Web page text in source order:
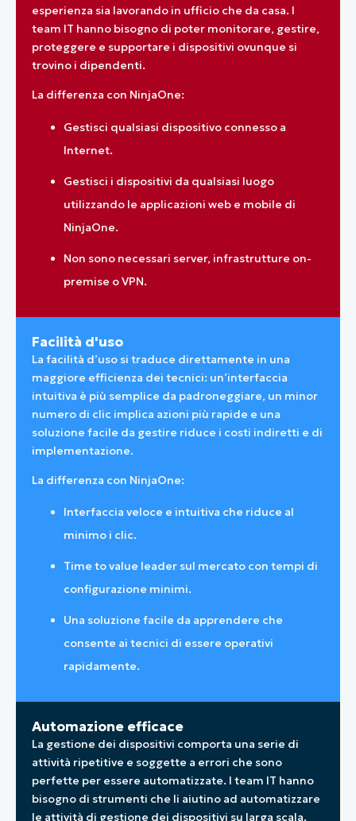
esperienza sia lavorando in ufficio che da casa. I
team IT hanno bisogno di poter monitorare, gestire,
proteggere e supportare i dispositivi ovunque si
trovino i dipendenti.
La differenza con NinjaOne:
Gestisci qualsiasi dispositivo connesso a
Internet.
Gestisci i dispositivi da qualsiasi luogo
utilizzando le applicazioni web e mobile di
NinjaOne.
Non sono necessari server, infrastrutture on-
premise o VPN.
Facilità d'uso
La facilità d’uso si traduce direttamente in una
maggiore efficienza dei tecnici: un’interfaccia
intuitiva è più semplice da padroneggiare, un minor
numero di clic implica azioni più rapide e una
soluzione facile da gestire riduce i costi indiretti e di
implementazione.
La differenza con NinjaOne:
Interfaccia veloce e intuitiva che riduce al
minimo i clic.
Time to value leader sul mercato con tempi di
configurazione minimi.
Una soluzione facile da apprendere che
consente ai tecnici di essere operativi
rapidamente.
Automazione efficace
La gestione dei dispositivi comporta una serie di
attività ripetitive e soggette a errori che sono
perfette per essere automatizzate. I team IT hanno
bisogno di strumenti che li aiutino ad automatizzare
le attività di gestione dei dispositivi su larga scala.